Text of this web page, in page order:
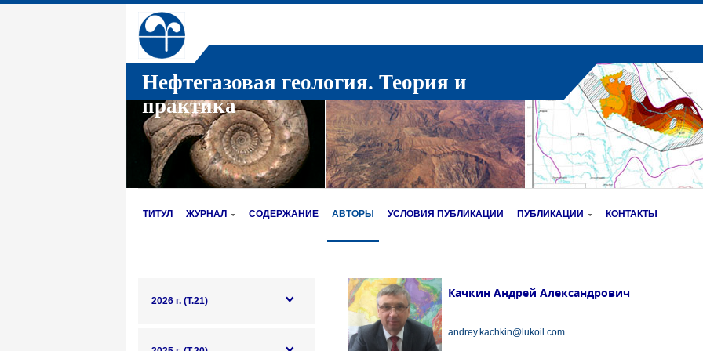
Нефтегазовая геология. Теория и
практика
ТИТУЛ ЖУРНАЛ СОДЕРЖАНИЕ АВТОРЫ УСЛОВИЯ ПУБЛИКАЦИИ ПУБЛИКАЦИИ КОНТАКТЫ
2026 г. (Т.21)
Качкин Андрей Александрович
andrey.kachkin@lukoil.com